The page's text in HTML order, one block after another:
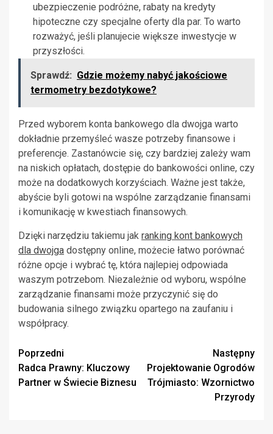
ubezpieczenie podróżne, rabaty na kredyty
hipoteczne czy specjalne oferty dla par. To warto
rozważyć, jeśli planujecie większe inwestycje w
przyszłości.
Sprawdź: Gdzie możemy nabyć jakościowe
termometry bezdotykowe?
Przed wyborem konta bankowego dla dwojga warto
dokładnie przemyśleć wasze potrzeby finansowe i
preferencje. Zastanówcie się, czy bardziej zależy wam
na niskich opłatach, dostępie do bankowości online, czy
może na dodatkowych korzyściach. Ważne jest także,
abyście byli gotowi na wspólne zarządzanie finansami
i komunikację w kwestiach finansowych.
Dzięki narzędziu takiemu jak ranking kont bankowych
dla dwojga dostępny online, możecie łatwo porównać
różne opcje i wybrać tę, która najlepiej odpowiada
waszym potrzebom. Niezależnie od wyboru, wspólne
zarządzanie finansami może przyczynić się do
budowania silnego związku opartego na zaufaniu i
współpracy.
Zobacz
wpisy
Poprzedni
Radca Prawny: Kluczowy
Partner w Świecie Biznesu
Następny
Projektowanie Ogrodów
Trójmiasto: Wzornictwo
Przyrody